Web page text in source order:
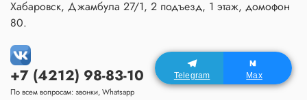
+7 (4212) 98-83-10
По всем вопросам: звонки, Whatsapp
Хабаровск, Джамбула 27/1, 2 подъезд, 1 этаж, домофон
80.
Telegram Max